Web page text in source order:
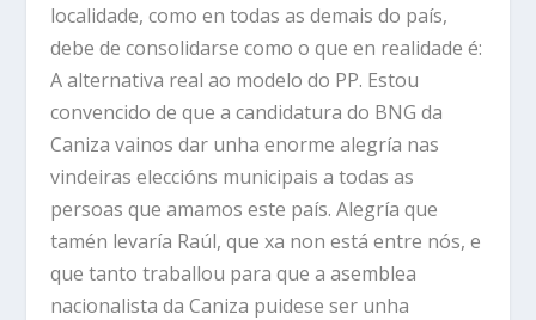
localidade, como en todas as demais do país,
debe de consolidarse como o que en realidade é:
A alternativa real ao modelo do PP. Estou
convencido de que a candidatura do BNG da
Caniza vainos dar unha enorme alegría nas
vindeiras eleccións municipais a todas as
persoas que amamos este país. Alegría que
tamén levaría Raúl, que xa non está entre nós, e
que tanto traballou para que a asemblea
nacionalista da Caniza puidese ser unha